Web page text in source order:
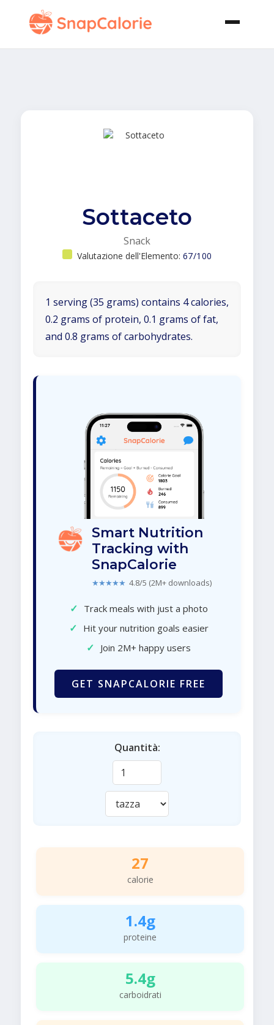
Sottaceto
Snack
Valutazione dell'Elemento: 67/100
1 serving (35 grams) contains 4 calories,
0.2 grams of protein, 0.1 grams of fat,
and 0.8 grams of carbohydrates.
Smart Nutrition
Tracking with
SnapCalorie
★★★★★ 4.8/5 (2M+ downloads)
✓ Track meals with just a photo
✓ Hit your nutrition goals easier
✓ Join 2M+ happy users
GET SNAPCALORIE FREE
Quantità:
27
calorie
1.4g
proteine
5.4g
carboidrati